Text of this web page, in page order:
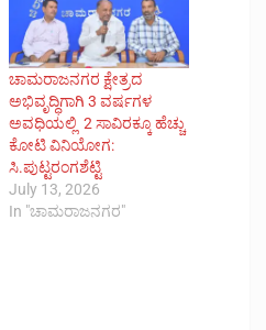
ಚಾಮರಾಜನಗರ ಕ್ಷೇತ್ರದ
ಅಭಿವೃದ್ಧಿಗಾಗಿ 3 ವರ್ಷಗಳ
ಅವಧಿಯಲ್ಲಿ 2 ಸಾವಿರಕ್ಕೂ ಹೆಚ್ಚು
ಕೋಟಿ ವಿನಿಯೋಗ:
ಸಿ.ಪುಟ್ಟರಂಗಶೆಟ್ಟಿ
July 13, 2026
In "ಚಾಮರಾಜನಗರ"